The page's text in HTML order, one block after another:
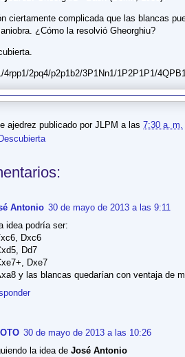
ciertamente complicada que las blancas
¿Cómo la resolvió Gheorghiu?
4rpp1/2pq4/p2p1b2/3P1Nn1/1P2P1P1/
ajedrez publicado por JLPM a las 7:30 a. m.
Descubierta
Antonio 30 de mayo de 2013 a las 9:11
idea podría ser:
Dxc6
Dd7
Dxe7
y las blancas quedarían con ventaja de
30 de mayo de 2013 a las 10:26
la idea de José Antonio